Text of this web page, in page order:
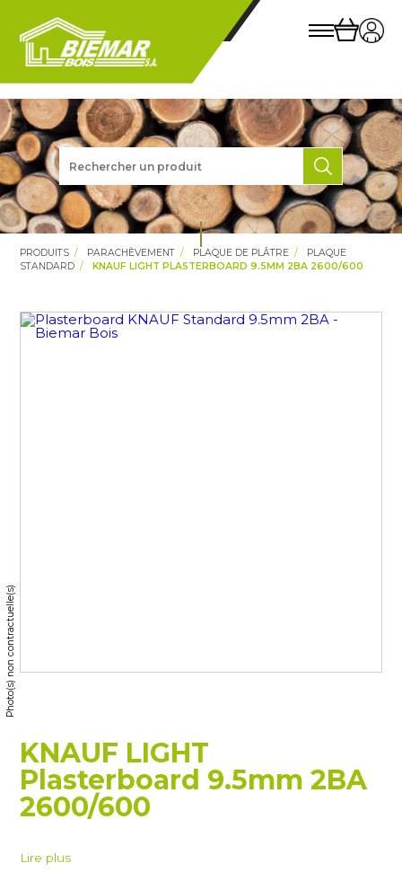
PRODUITS PARACHÈVEMENT PLAQUE DE PLÂTRE
PLAQUE
STANDARD
KNAUF LIGHT PLASTERBOARD 9.5MM 2BA 2600/600
Photo(s) non contractuelle(s)
KNAUF LIGHT
Plasterboard 9.5mm 2BA
2600/600
Lire plus